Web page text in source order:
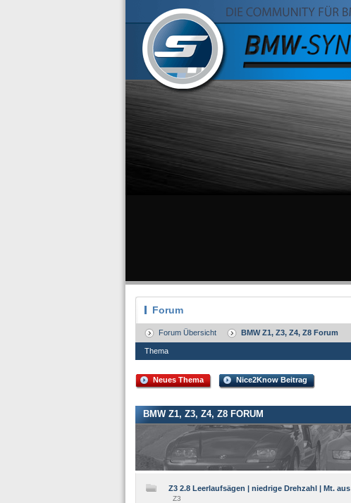
Forum
Forum Übersicht BMW Z1, Z3, Z4, Z8 Forum
Thema
Neues Thema Nice2Know Beitrag
BMW Z1, Z3, Z4, Z8 FORUM
Z3 2.8 Leerlaufsägen | niedrige Drehzahl | Mt. aus
Z3